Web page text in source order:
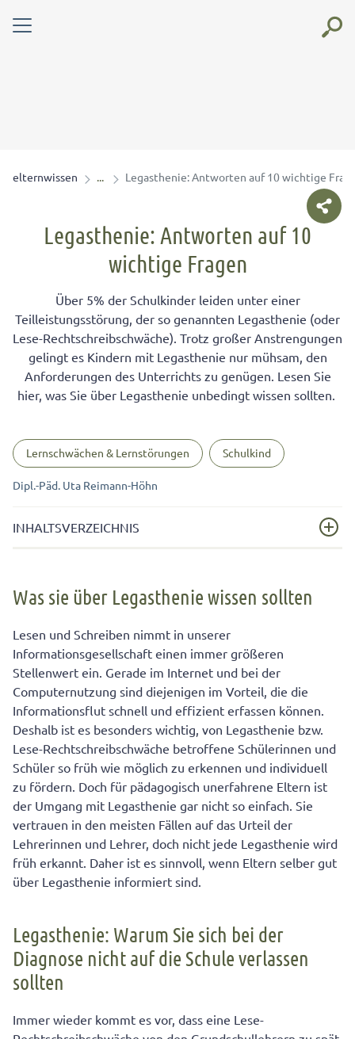
elternwissen Legasthenie: Antworten auf 10 wichtige
Legasthenie: Antworten auf 10
wichtige Fragen
Über 5% der Schulkinder leiden unter einer
Teilleistungsstörung, der so genannten Legasthenie (oder
Lese-Rechtschreibschwäche). Trotz großer Anstrengungen
gelingt es Kindern mit Legasthenie nur mühsam, den
Anforderungen des Unterrichts zu genügen. Lesen Sie
hier, was Sie über Legasthenie unbedingt wissen sollten.
Lernschwächen & Lernstörungen Schulkind
Dipl.-Päd. Uta Reimann-Höhn
INHALTSVERZEICHNIS
Legasthenie: Warum Sie sich bei der Diagnose nicht auf
Auch bei Legasthenie haben Jungen die schlechteren
Was sie über Legasthenie wissen sollten
Lesen und Schreiben nimmt in unserer
Informationsgesellschaft einen immer größeren
Stellenwert ein. Gerade im Internet und bei der
Computernutzung sind diejenigen im Vorteil, die die
Informationsflut schnell und effizient erfassen können.
Deshalb ist es besonders wichtig, von Legasthenie bzw.
Lese-Rechtschreibschwäche betroffene Schülerinnen und
Schüler so früh wie möglich zu erkennen und individuell
zu fördern. Doch für pädagogisch unerfahrene Eltern ist
der Umgang mit Legasthenie gar nicht so einfach. Sie
vertrauen in den meisten Fällen auf das Urteil der
Lehrerinnen und Lehrer, doch nicht jede Legasthenie wird
früh erkannt. Daher ist es sinnvoll, wenn Eltern selber gut
über Legasthenie informiert sind.
Legasthenie: Warum Sie sich bei der
Diagnose nicht auf die Schule verlassen
sollten
Immer wieder kommt es vor, dass eine Lese-